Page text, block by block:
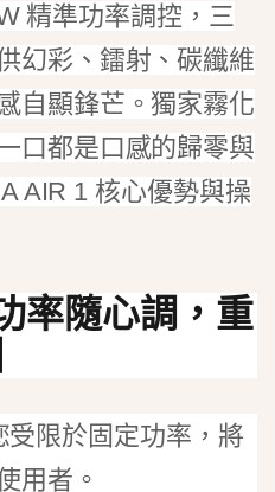
精準功率調控，三
幻彩、鐳射、碳纖維
自顯鋒芒。獨家霧化
口都是口感的歸零與
AIR 1 核心優勢與操
率隨心調，重
受限於固定功率，將
用者。